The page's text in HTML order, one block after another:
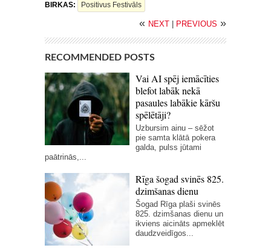
BIRKAS: Positivus Festivāls
« NEXT PREVIOUS »
RECOMMENDED POSTS
Vai AI spēj iemācīties
blefot labāk nekā
pasaules labākie kāršu
spēlētāji?
Uzbursim ainu – sēžot
pie samta klātā pokera
galda, pulss jūtami
paātrinās,...
Rīga šogad svinēs 825.
dzimšanas dienu
Šogad Rīga plaši svinēs
825. dzimšanas dienu un
ikviens aicināts apmeklēt
daudzveidīgos...